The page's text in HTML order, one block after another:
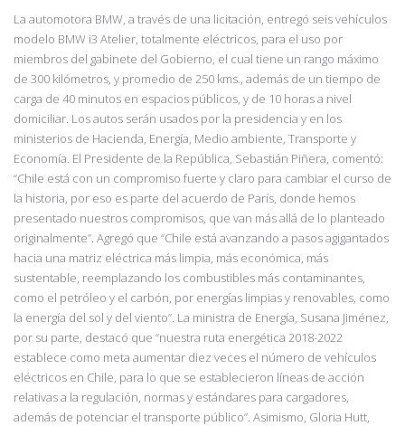
La automotora BMW, a través de una licitación, entregó seis vehículos
modelo BMW i3 Atelier, totalmente eléctricos, para el uso por
miembros del gabinete del Gobierno, el cual tiene un rango máximo
de 300 kilómetros, y promedio de 250 kms., además de un tiempo de
carga de 40 minutos en espacios públicos, y de 10 horas a nivel
domiciliar. Los autos serán usados por la presidencia y en los
ministerios de Hacienda, Energía, Medio ambiente, Transporte y
Economía. El Presidente de la República, Sebastián Piñera, comentó:
“Chile está con un compromiso fuerte y claro para cambiar el curso de
la historia, por eso es parte del acuerdo de París, donde hemos
presentado nuestros compromisos, que van más allá de lo planteado
originalmente”. Agregó que “Chile está avanzando a pasos agigantados
hacia una matriz eléctrica más limpia, más económica, más
sustentable, reemplazando los combustibles más contaminantes,
como el petróleo y el carbón, por energías limpias y renovables, como
la energía del sol y del viento”. La ministra de Energía, Susana Jiménez,
por su parte, destacó que “nuestra ruta energética 2018-2022
establece como meta aumentar diez veces el número de vehículos
eléctricos en Chile, para lo que se establecieron líneas de acción
relativas a la regulación, normas y estándares para cargadores,
además de potenciar el transporte público”. Asimismo, Gloria Hutt,